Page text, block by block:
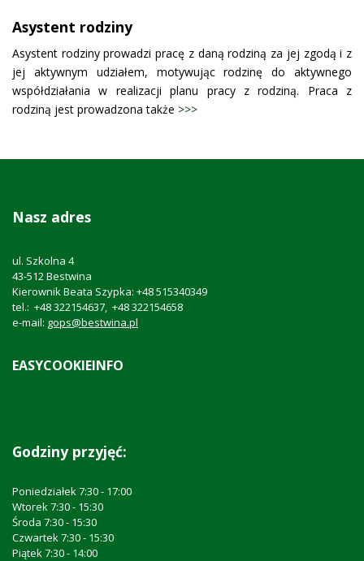
Asystent rodziny
Asystent rodziny prowadzi pracę z daną rodziną za jej zgodą i z
jej aktywnym udziałem, motywując rodzinę do aktywnego
współdziałania w realizacji planu pracy z rodziną. Praca z
rodziną jest prowadzona także >>>
Nasz adres
ul. Szkolna 4
43-512 Bestwina
Kierownik Beata Szypka: +48 515340349
tel.: +48 322154637, +48 322154658
e-mail: gops@bestwina.pl
EASYCOOKIEINFO
Godziny przyjęć:
Poniedziałek 7:30 - 17:00
Wtorek 7:30 - 15:30
Środa 7:30 - 15:30
Czwartek 7:30 - 15:30
Piątek 7:30 - 14:00